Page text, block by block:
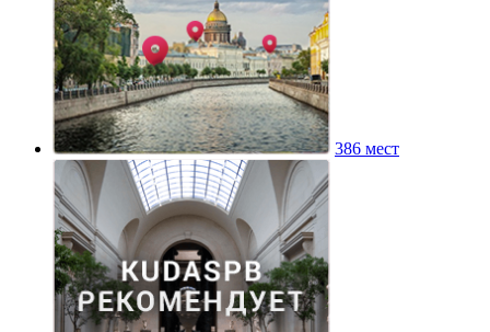
386 мест